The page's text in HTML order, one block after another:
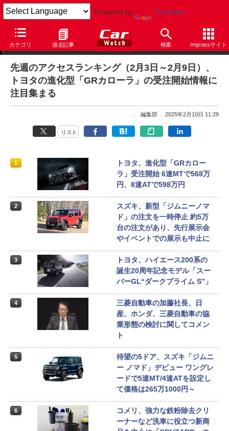
Powered by Translate
カテゴリ 過去記事 検索 Impressサイト
アクセスランキング
先週のアクセスランキング（2月3日～2月9日）、
トヨタの進化型「GRカローラ」の受注開始情報に
注目集まる
編集部 2025年2月10日 11:29
リスト
1
トヨタ、進化型「GRカロー
ラ」受注開始 6速MTで568万
円、8速ATで598万円
2
スズキ、新型「ジムニーノマ
ド」の注文を一時停止 約5万
台の注文があり、先行展示会
やイベントでの展示も中止に
3
トヨタ、ハイエース200系の
誕生20周年記念モデル「スー
パーGL“ダークプライム S”」
4
三菱自動車の加藤社長、日
産、ホンダ、三菱自動車の協
業形態の検討に関してコメン
ト
5
待望の5ドア、スズキ「ジムニ
ー ノマド」デビュー ワングレ
ードで5速MT/4速ATを設定し
て価格は265万1000円～
6
コメリ、強力な鉄粉除去クリ
ーナーなど洗車に役立つ新商